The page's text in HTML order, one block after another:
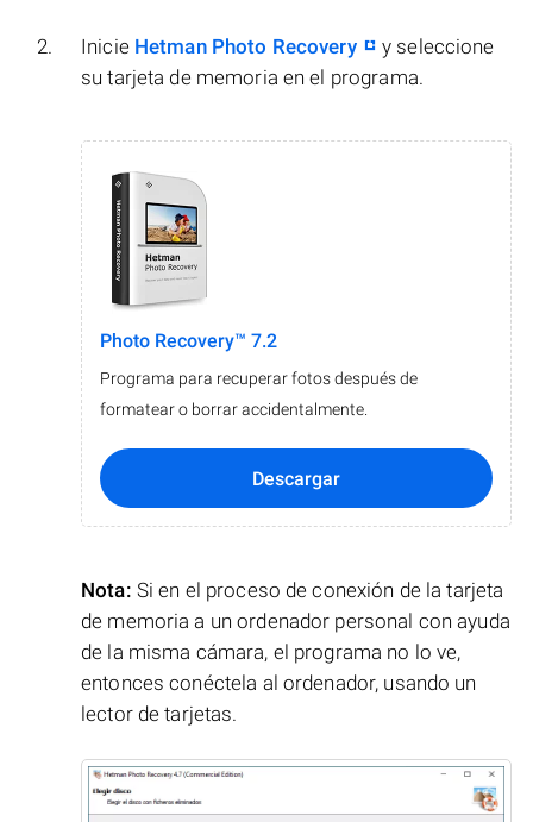
Inicie Hetman Photo Recovery
y seleccione
su tarjeta de memoria en el programa.
Photo Recovery™ 7.2
Programa para recuperar fotos después de
formatear o borrar accidentalmente.
Descargar
Nota: Si en el proceso de conexión de la tarjeta
de memoria a un ordenador personal con ayuda
de la misma cámara, el programa no lo ve,
entonces conéctela al ordenador, usando un
lector de tarjetas.